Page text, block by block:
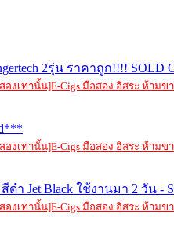
2รุ่น ราคาถูก!!!! SOLD
งเท่านั้น]E-Cigs มือสอง อิสระ ห้ามข
งเท่านั้น]E-Cigs มือสอง อิสระ ห้ามข
ดำ Jet Black ใช้งานมา 2 วัน -
งเท่านั้น]E-Cigs มือสอง อิสระ ห้ามข